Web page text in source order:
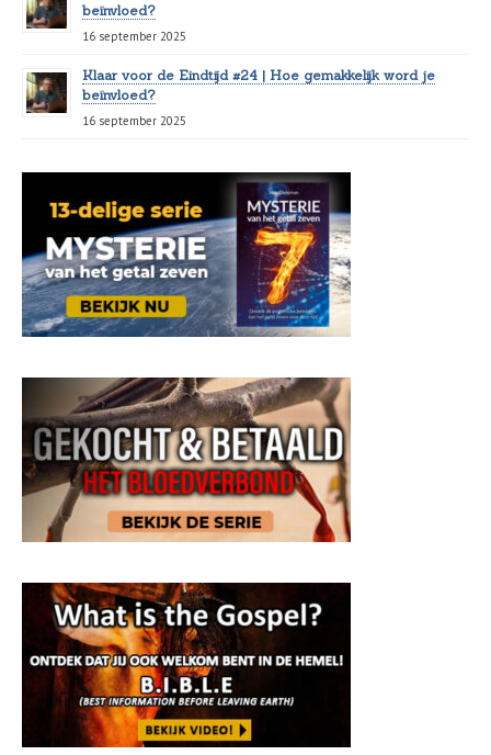
beïnvloed?
16 september 2025
Klaar voor de Eindtijd #24 | Hoe gemakkelijk word je
beïnvloed?
16 september 2025